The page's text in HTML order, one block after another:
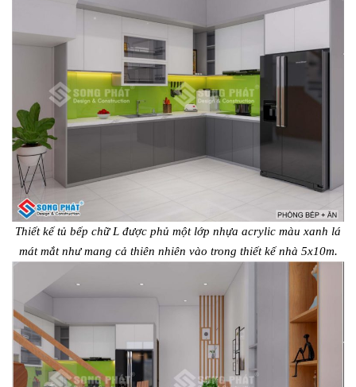
Thiết kế tủ bếp chữ L được phủ một lớp nhựa acrylic màu xanh lá
mát mắt như mang cả thiên nhiên vào trong thiết kế nhà 5x10m.